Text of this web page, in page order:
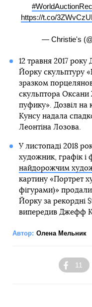
https://t.co/
— Christie's
12 травня 2017
Йорку скульптуру
зразком
скульптора
пуфику». Дозвіл на
Кунсу надала
Леонтіна Лозова.
У листопаді 2018
художник, графік і
найдорожчим
картину «Портрет
фігурами)»
Йорку за рекордні
випередив Джефф
Автор: Олена Мельник
11